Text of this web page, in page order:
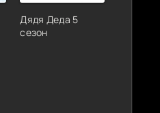
Дядя Деда 5
сезон